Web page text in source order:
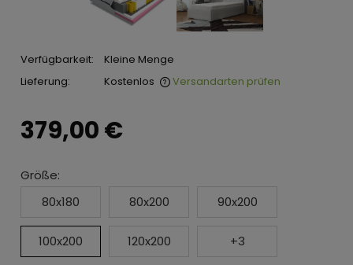
Verfügbarkeit:
Kleine Menge
Lieferung:
Kostenlos Versandarten prüfen
379,00 €
Größe:
80x180
80x200 90x200
100x200 120x200 +3